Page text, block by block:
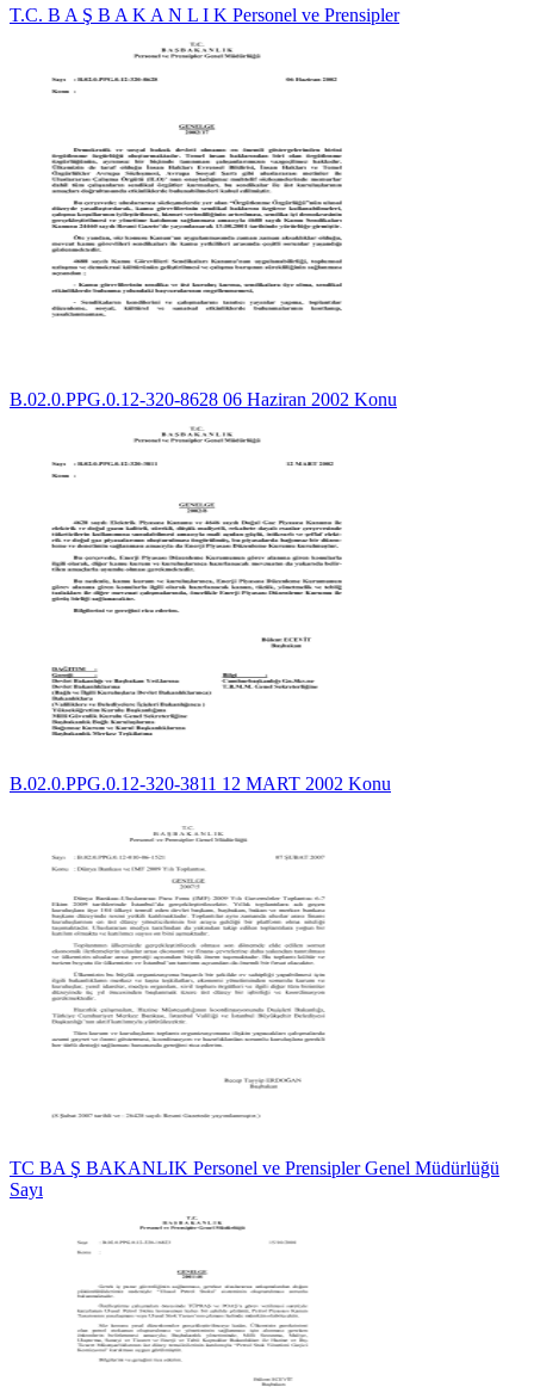
T.C. B A Ş B A K A N L I K Personel ve Prensipler
B.02.0.PPG.0.12-320-8628 06 Haziran 2002 Konu
B.02.0.PPG.0.12-320-3811 12 MART 2002 Konu
TC BA Ş BAKANLIK Personel ve Prensipler Genel Müdürlüğü
Sayı